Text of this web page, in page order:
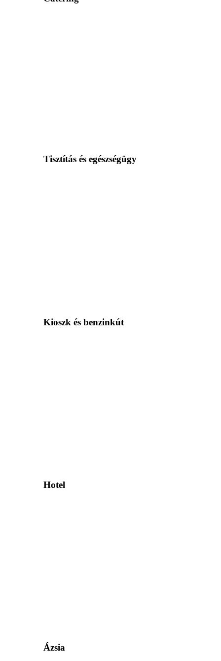
Tisztítás és egészségügy
Kioszk és benzinkút
Hotel
Ázsia